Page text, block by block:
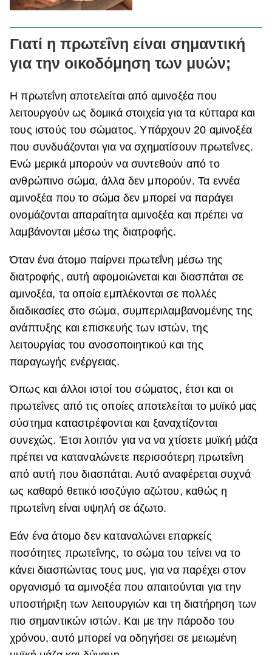
Γιατί η πρωτεΐνη είναι σημαντική
για την οικοδόμηση των μυών;
Η πρωτεΐνη αποτελείται από αμινοξέα που
λειτουργούν ως δομικά στοιχεία για τα κύτταρα και
τους ιστούς του σώματος. Υπάρχουν 20 αμινοξέα
που συνδυάζονται για να σχηματίσουν πρωτεΐνες.
Ενώ μερικά μπορούν να συντεθούν από το
ανθρώπινο σώμα, άλλα δεν μπορούν. Τα εννέα
αμινοξέα που το σώμα δεν μπορεί να παράγει
ονομάζονται απαραίτητα αμινοξέα και πρέπει να
λαμβάνονται μέσω της διατροφής.
Όταν ένα άτομο παίρνει πρωτεΐνη μέσω της
διατροφής, αυτή αφομοιώνεται και διασπάται σε
αμινοξέα, τα οποία εμπλέκονται σε πολλές
διαδικασίες στο σώμα, συμπεριλαμβανομένης της
ανάπτυξης και επισκευής των ιστών, της
λειτουργίας του ανοσοποιητικού και της
παραγωγής ενέργειας.
Όπως και άλλοι ιστοί του σώματος, έτσι και οι
πρωτεΐνες από τις οποίες αποτελείται το μυϊκό μας
σύστημα καταστρέφονται και ξαναχτίζονται
συνεχώς. Έτσι λοιπόν για να να χτίσετε μυϊκή μάζα
πρέπει να καταναλώνετε περισσότερη πρωτεΐνη
από αυτή που διασπάται. Αυτό αναφέρεται συχνά
ως καθαρό θετικό ισοζύγιο αζώτου, καθώς η
πρωτεΐνη είναι υψηλή σε άζωτο.
Εάν ένα άτομο δεν καταναλώνει επαρκείς
ποσότητες πρωτεΐνης, το σώμα του τείνει να το
κάνει διασπώντας τους μυς, για να παρέχει στον
οργανισμό τα αμινοξέα που απαιτούνται για την
υποστήριξη των λειτουργιών και τη διατήρηση των
πιο σημαντικών ιστών. Και με την πάροδο του
χρόνου, αυτό μπορεί να οδηγήσει σε μειωμένη